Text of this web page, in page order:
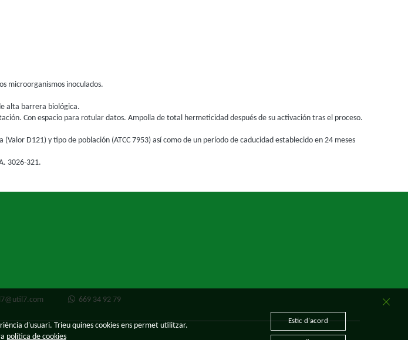
microorganismos inoculados.
alta barrera biológica.
Con espacio para rotular datos. Ampolla de total hermeticidad después de su activación tras el proceso.
D121) y tipo de población (ATCC 7953) así como de un período de caducidad establecido en 24 meses
3026-321.
669 34 92 79
d'usuari. Trieu quines cookies ens permet utilitzar.
política de cookies
Estic d'acord